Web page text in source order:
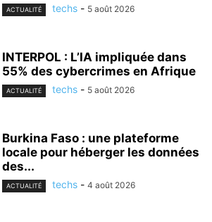
ACTUALITÉ techs - 5 août 2026
INTERPOL : L’IA impliquée dans
55% des cybercrimes en Afrique
ACTUALITÉ techs - 5 août 2026
Burkina Faso : une plateforme
locale pour héberger les données
des...
ACTUALITÉ techs - 4 août 2026